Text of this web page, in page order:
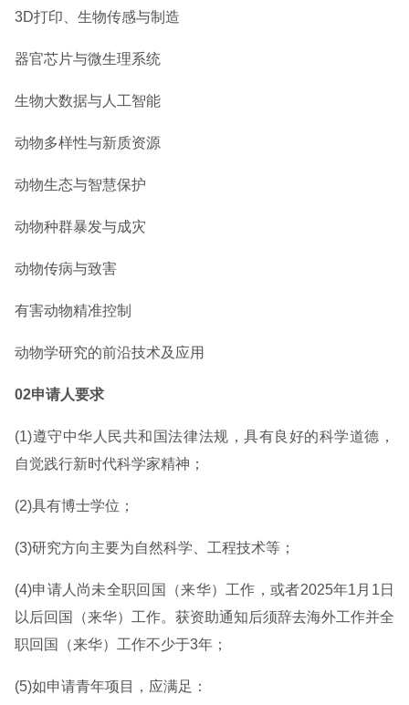
3D打印、生物传感与制造
器官芯片与微生理系统
生物大数据与人工智能
动物多样性与新质资源
动物生态与智慧保护
动物种群暴发与成灾
动物传病与致害
有害动物精准控制
动物学研究的前沿技术及应用
02申请人要求
(1)遵守中华人民共和国法律法规，具有良好的科学道德，
自觉践行新时代科学家精神；
(2)具有博士学位；
(3)研究方向主要为自然科学、工程技术等；
(4)申请人尚未全职回国（来华）工作，或者2025年1月1日
以后回国（来华）工作。获资助通知后须辞去海外工作并全
职回国（来华）工作不少于3年；
(5)如申请青年项目，应满足：